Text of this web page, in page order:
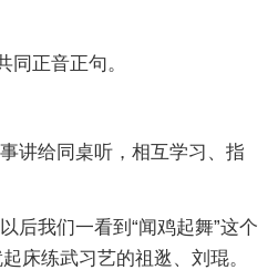
同正音正句。
讲给同桌听，相互学习、指
后我们一看到“闻鸡起舞”这个
床练武习艺的祖逖、刘琨。